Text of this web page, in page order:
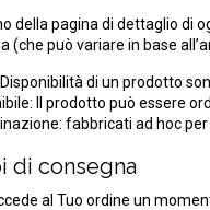
della pagina di dettaglio di
(che può variare in base
Disponibilità di un prodotto
Il prodotto può essere
fabbricati ad hoc
di consegna
al Tuo ordine un